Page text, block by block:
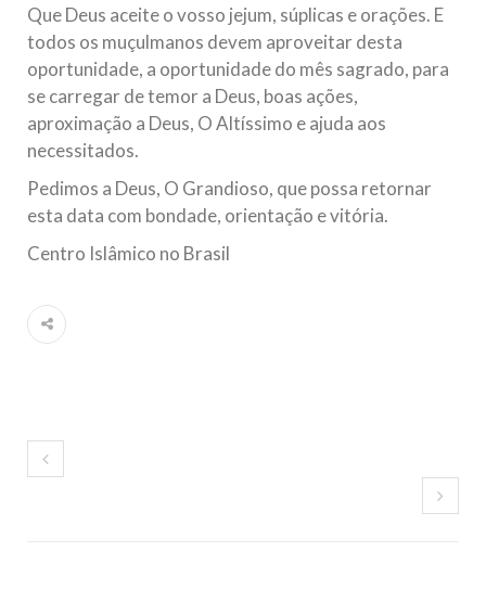
Que Deus aceite o vosso jejum, súplicas e orações. E
todos os muçulmanos devem aproveitar desta
oportunidade, a oportunidade do mês sagrado, para
se carregar de temor a Deus, boas ações,
aproximação a Deus, O Altíssimo e ajuda aos
necessitados.
Pedimos a Deus, O Grandioso, que possa retornar
esta data com bondade, orientação e vitória.
Centro Islâmico no Brasil